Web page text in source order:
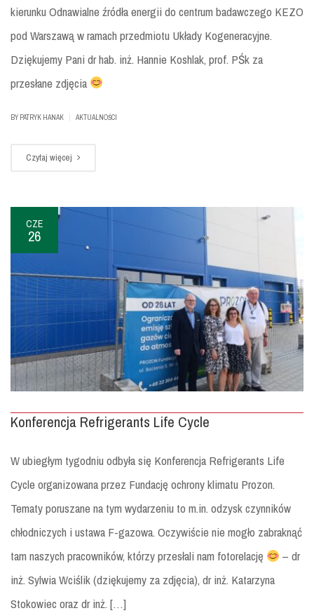
kierunku Odnawialne źródła energii do centrum badawczego KEZO
pod Warszawą w ramach przedmiotu Układy Kogeneracyjne.
Dziękujemy Pani dr hab. inż. Hannie Koshlak, prof. PŚk za
przesłane zdjęcia
BY PATRYK HANAK AKTUALNOŚCI
Czytaj więcej
CZE
26
Konferencja Refrigerants Life Cycle
W ubiegłym tygodniu odbyła się Konferencja Refrigerants Life
Cycle organizowana przez Fundację ochrony klimatu Prozon.
Tematy poruszane na tym wydarzeniu to m.in. odzysk czynników
chłodniczych i ustawa F-gazowa. Oczywiście nie mogło zabraknąć
tam naszych pracowników, którzy przesłali nam fotorelację
– dr
inż. Sylwia Wciślik (dziękujemy za zdjęcia), dr inż. Katarzyna
Stokowiec oraz dr inż. […]